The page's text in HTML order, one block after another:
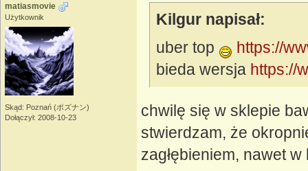
matiasmovie
Użytkownik
Skąd: Poznań (ポズナン)
Dołączył: 2008-10-23
Kilgur napisał:
uber top
https://
bieda wersja https://
chwilę się w sklepie
stwierdzam, że
zagłębieniem, nawet